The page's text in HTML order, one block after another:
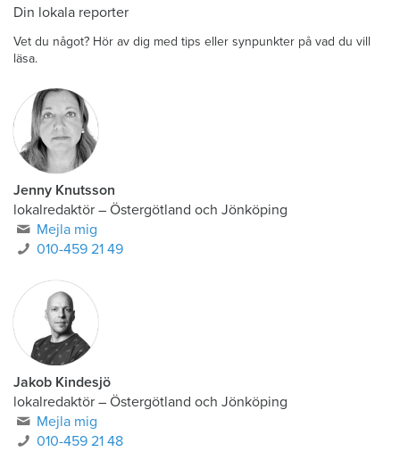
Din lokala reporter
Vet du något? Hör av dig med tips eller synpunkter på vad du vill
läsa.
Jenny Knutsson
lokalredaktör – Östergötland och Jönköping
Mejla mig
010-459 21 49
Jakob Kindesjö
lokalredaktör – Östergötland och Jönköping
Mejla mig
010-459 21 48